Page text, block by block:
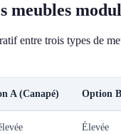
meubles
entre trois types de
A (Canapé) Option
Élevée